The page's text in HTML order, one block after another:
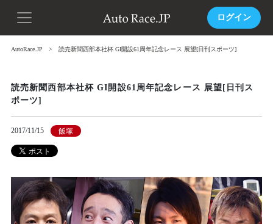
ログイン
AutoRace.JP 読売新聞西部本社杯 GI開設61周年記念レース 展望[日刊スポーツ]
読売新聞西部本社杯 GI開設61周年記念レース 展望[日刊ス
ポーツ]
2017/11/15 飯塚